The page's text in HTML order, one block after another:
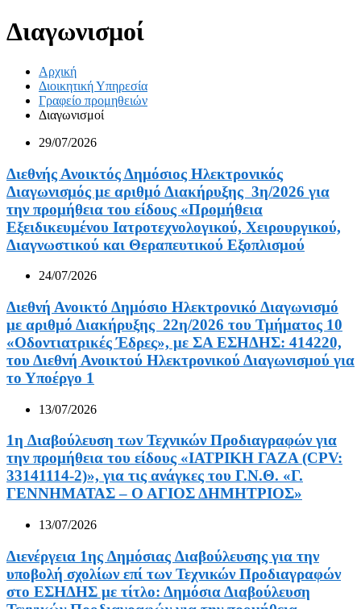
Διαγωνισμοί
Αρχική
Διοικητική Υπηρεσία
Γραφείο προμηθειών
Διαγωνισμοί
29/07/2026
Διεθνής Ανοικτός Δημόσιος Ηλεκτρονικός
Διαγωνισμός με αριθμό Διακήρυξης 3η/2026 για
την προμήθεια του είδους «Προμήθεια
Εξειδικευμένου Ιατροτεχνολογικού, Χειρουργικού,
Διαγνωστικού και Θεραπευτικού Εξοπλισμού
24/07/2026
Διεθνή Ανοικτό Δημόσιο Ηλεκτρονικό Διαγωνισμό
με αριθμό Διακήρυξης 22η/2026 του Τμήματος 10
«Οδοντιατρικές Έδρες», με ΣΑ ΕΣΗΔΗΣ: 414220,
του Διεθνή Ανοικτού Ηλεκτρονικού Διαγωνισμού για
το Υποέργο 1
13/07/2026
1η ∆ιαβούλευση των Τεχνικών Προδιαγραφών για
την προμήθεια του είδους «ΙΑΤΡΙΚΗ ΓΑΖΑ (CPV:
33141114-2)», για τις ανάγκες του Γ.Ν.Θ. «Γ.
ΓΕΝΝΗΜΑΤΑΣ – Ο ΑΓΙΟΣ ΔΗΜΗΤΡΙΟΣ»
13/07/2026
∆ιενέργεια 1ης ∆ηµόσιας ∆ιαβούλευσης για την
υποβολή σχολίων επί των Τεχνικών Προδιαγραφών
στο ΕΣΗΔΗΣ με τίτλο: Δημόσια Διαβούλευση